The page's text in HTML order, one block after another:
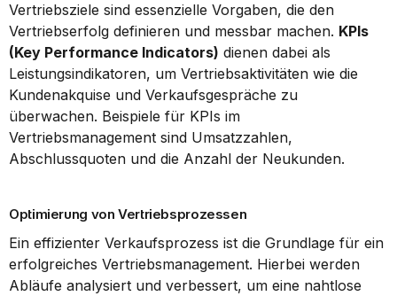
Vertriebsziele sind essenzielle Vorgaben, die den
Vertriebserfolg definieren und messbar machen. KPIs
(Key Performance Indicators) dienen dabei als
Leistungsindikatoren, um Vertriebsaktivitäten wie die
Kundenakquise und Verkaufsgespräche zu
überwachen. Beispiele für KPIs im
Vertriebsmanagement sind Umsatzzahlen,
Abschlussquoten und die Anzahl der Neukunden.
Optimierung von Vertriebsprozessen
Ein effizienter Verkaufsprozess ist die Grundlage für ein
erfolgreiches Vertriebsmanagement. Hierbei werden
Abläufe analysiert und verbessert, um eine nahtlose